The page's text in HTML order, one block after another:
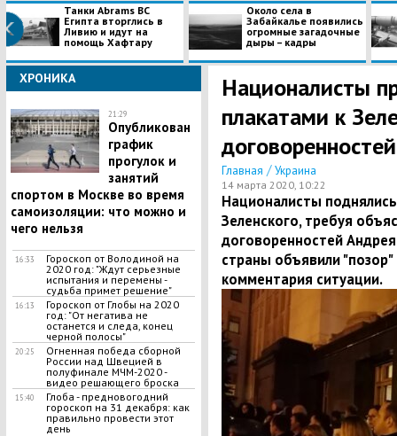
Танки Abrams ВС
Египта вторглись в
Ливию и идут на
помощь Хафтару
Около села в
Забайкалье появились
огромные загадочные
дыры – кадры
ХРОНИКА
21:29
Опубликован
график
прогулок и
занятий
спортом в Москве во время
самоизоляции: что можно и
чего нельзя
16:33
Гороскоп от Володиной на
2020 год: "Ждут серьезные
испытания и перемены -
судьба примет решение"
16:13
Гороскоп от Глобы на 2020
год: "От негатива не
останется и следа, конец
черной полосы"
20:25
Огненная победа сборной
России над Швецией в
полуфинале МЧМ-2020 -
видео решающего броска
15:40
Глоба - предновогодний
гороскоп на 31 декабря: как
правильно провести этот
день
Националисты
плакатами к
Главная / Украина
14 марта 2020, 10:22
Националисты
Зеленского, требуя
договоренностей
страны объявили
комментария ситуации.